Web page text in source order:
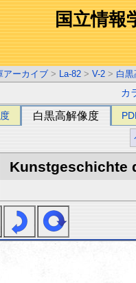
国立情報
アーカイブ > La-82 > V-2 > 白
カ
白黒高解像度
Kunstgeschichte